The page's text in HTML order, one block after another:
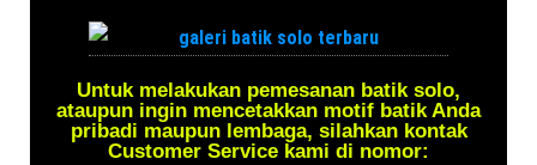
Untuk melakukan pemesanan batik solo,
ataupun ingin mencetakkan motif batik Anda
pribadi maupun lembaga, silahkan kontak
Customer Service kami di nomor: